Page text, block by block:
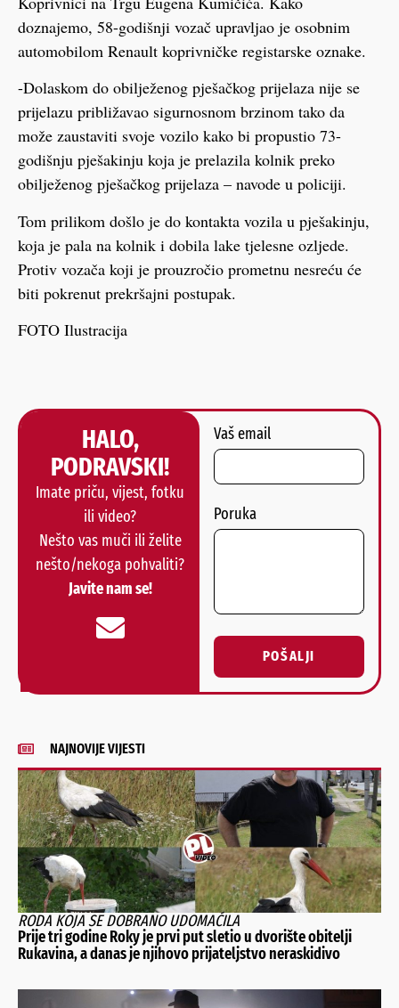
doznajemo, 58-godišnji vozač upravljao je osobnim
automobilom Renault koprivničke registarske oznake.
-Dolaskom do obilježenog pješačkog prijelaza nije se
prijelazu približavao sigurnosnom brzinom tako da
može zaustaviti svoje vozilo kako bi propustio 73-
godišnju pješakinju koja je prelazila kolnik preko
obilježenog pješačkog prijelaza – navode u policiji.
Tom prilikom došlo je do kontakta vozila u pješakinju,
koja je pala na kolnik i dobila lake tjelesne ozljede.
Protiv vozača koji je prouzročio prometnu nesreću će
biti pokrenut prekršajni postupak.
FOTO Ilustracija
HALO,
PODRAVSKI!
Imate priču, vijest, fotku
ili video?
Nešto vas muči ili želite
nešto/nekoga pohvaliti?
Javite nam se!
Vaš email
Poruka
POŠALJI
Alternative:
NAJNOVIJE VIJESTI
RODA KOJA SE DOBRANO UDOMAĆILA
Prije tri godine Roky je prvi put sletio u dvorište obitelji
Rukavina, a danas je njihovo prijateljstvo neraskidivo